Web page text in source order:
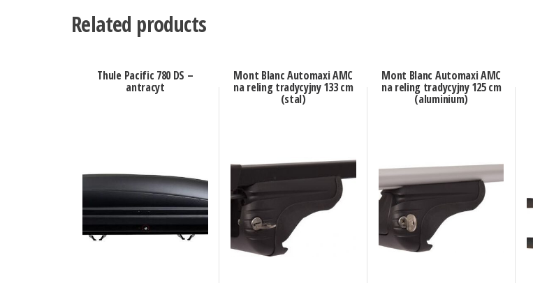
Related products
Thule Pacific 780 DS –
antracyt
Mont Blanc Automaxi AMC
na reling tradycyjny 133 cm
(stal)
Mont Blanc Automaxi AMC
na reling tradycyjny 125 cm
(aluminium)